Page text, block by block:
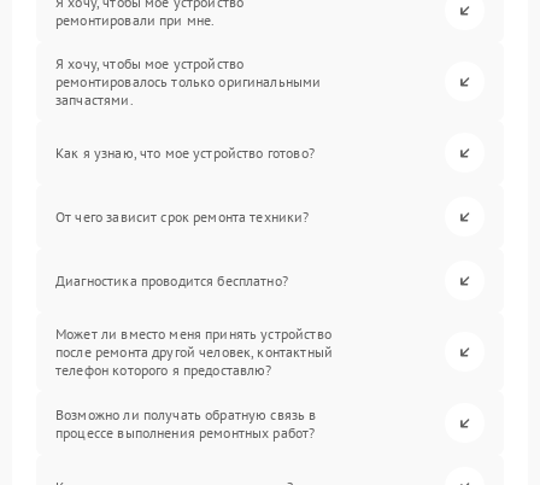
ремонтировали при мне.
Я хочу, чтобы мое устройство
ремонтировалось только оригинальными
запчастями.
Как я узнаю, что мое устройство готово?
От чего зависит срок ремонта техники?
Диагностика проводится бесплатно?
Может ли вместо меня принять устройство
после ремонта другой человек, контактный
телефон которого я предоставлю?
Возможно ли получать обратную связь в
процессе выполнения ремонтных работ?